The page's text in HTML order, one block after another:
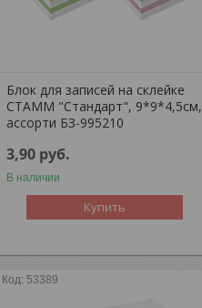
Блок для записей на склейке
СТАММ "Стандарт", 9*9*4,5см,
ассорти БЗ-995210
3,90 руб.
В наличии
Купить
53389